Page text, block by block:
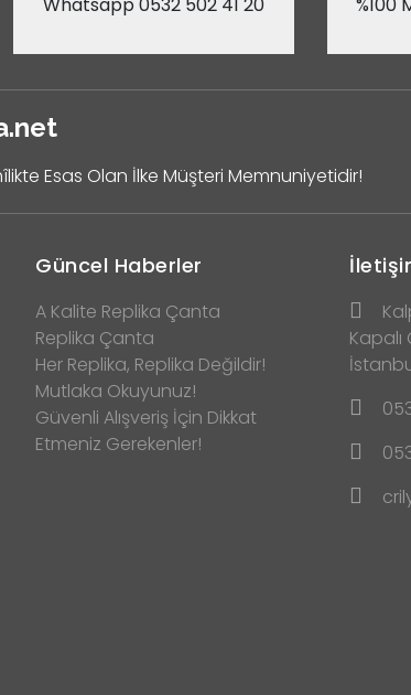
Whatsapp 0532 502 41 20 %100
Esas Olan İlke Müşteri Memnuniyetidir!
Güncel Haberler
A Kalite Replika Çanta
Replika Çanta
Her Replika, Replika Değildir!
Mutlaka Okuyunuz!
Güvenli Alışveriş İçin Dikkat
Etmeniz Gerekenler!
Kapalı